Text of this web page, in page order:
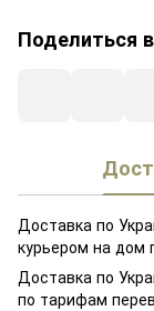
Поделиться
Доставка по
курьером на дом
Доставка по
по тарифам